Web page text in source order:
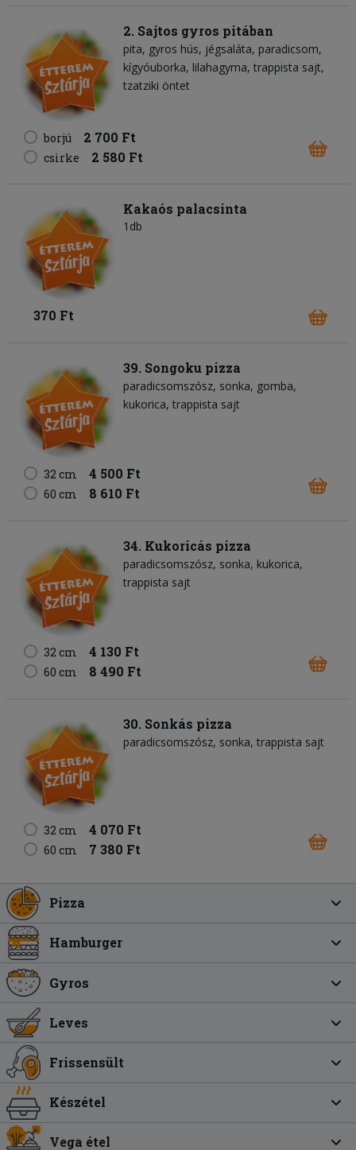
2. Sajtos gyros pitában
pita gyros hús jégsaláta paradicsom
kígyóuborka lilahagyma trappista sajt
tzatziki öntet
borjú 2 700 Ft
csirke 2 580 Ft
Kakaós palacsinta
1db
370 Ft
39. Songoku pizza
paradicsomszósz sonka gomba
kukorica trappista sajt
32 cm 4 500 Ft
60 cm 8 610 Ft
34. Kukoricás pizza
paradicsomszósz sonka kukorica
trappista sajt
32 cm 4 130 Ft
60 cm 8 490 Ft
30. Sonkás pizza
paradicsomszósz sonka trappista sajt
32 cm 4 070 Ft
60 cm 7 380 Ft
Pizza
Hamburger
Gyros
Leves
Frissensült
Készétel
Vega étel